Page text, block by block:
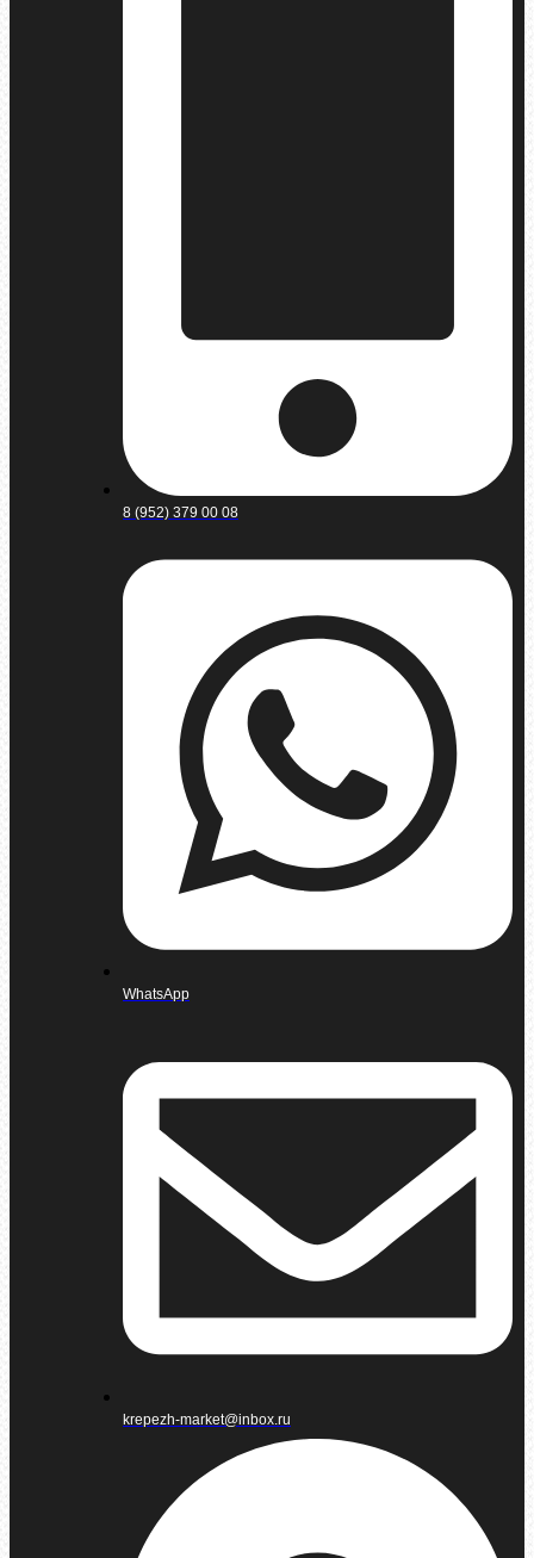
8 (952) 379 00 08
WhatsApp
krepezh-market@inbox.ru